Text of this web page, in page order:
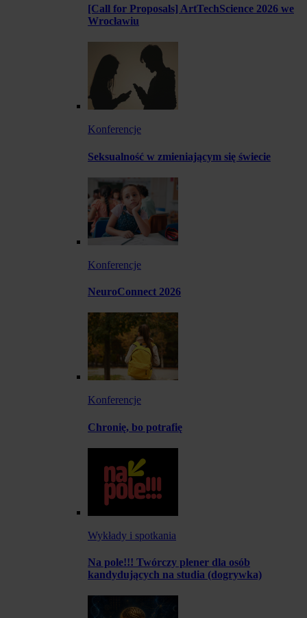
[Call for Proposals] ArtTechScience 2026 we
Wrocławiu
Konferencje
Seksualność w zmieniającym się świecie
Konferencje
NeuroConnect 2026
Konferencje
Chronię, bo potrafię
Wykłady i spotkania
Na pole!!! Twórczy plener dla osób
kandydujących na studia (dogrywka)